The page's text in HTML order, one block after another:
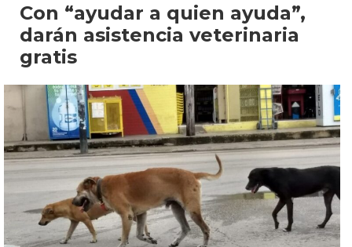
Con “ayudar a quien ayuda”,
darán asistencia veterinaria
gratis